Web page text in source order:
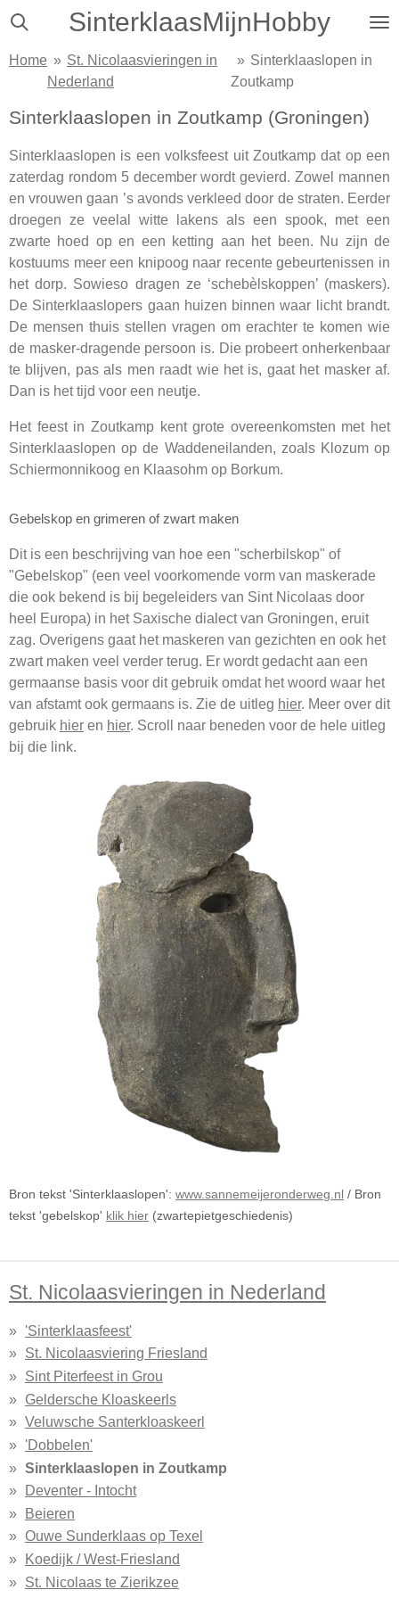
Ga
naar
SinterklaasMijnHobby
Home » St. Nicolaasvieringen in
Nederland
» Sinterklaaslopen in
Zoutkamp
Sinterklaaslopen in Zoutkamp (Groningen)
Sinterklaaslopen is een volksfeest uit Zoutkamp dat op een
zaterdag rondom 5 december wordt gevierd. Zowel mannen
en vrouwen gaan ’s avonds verkleed door de straten. Eerder
droegen ze veelal witte lakens als een spook, met een
zwarte hoed op en een ketting aan het been. Nu zijn de
kostuums meer een knipoog naar recente gebeurtenissen in
het dorp. Sowieso dragen ze ‘schebèlskoppen’ (maskers).
De Sinterklaaslopers gaan huizen binnen waar licht brandt.
De mensen thuis stellen vragen om erachter te komen wie
de masker-dragende persoon is. Die probeert onherkenbaar
te blijven, pas als men raadt wie het is, gaat het masker af.
Dan is het tijd voor een neutje.
Het feest in Zoutkamp kent grote overeenkomsten met het
Sinterklaaslopen op de Waddeneilanden, zoals Klozum op
Schiermonnikoog en Klaasohm op Borkum.
Gebelskop en grimeren of zwart maken
Dit is een beschrijving van hoe een "scherbilskop" of
"Gebelskop" (een veel voorkomende vorm van maskerade
die ook bekend is bij begeleiders van Sint Nicolaas door
heel Europa) in het Saxische dialect van Groningen, eruit
zag. Overigens gaat het maskeren van gezichten en ook het
zwart maken veel verder terug. Er wordt gedacht aan een
germaanse basis voor dit gebruik omdat het woord waar het
van afstamt ook germaans is. Zie de uitleg hier. Meer over dit
gebruik hier en hier. Scroll naar beneden voor de hele uitleg
bij die link.
Bron tekst 'Sinterklaaslopen': www.sannemeijeronderweg.nl / Bron
tekst 'gebelskop' klik hier (zwartepietgeschiedenis)
St. Nicolaasvieringen in Nederland
'Sinterklaasfeest'
St. Nicolaasviering Friesland
Sint Piterfeest in Grou
Geldersche Kloaskeerls
Veluwsche Santerkloaskeerl
'Dobbelen'
Sinterklaaslopen in Zoutkamp
Deventer - Intocht
Beieren
Ouwe Sunderklaas op Texel
Koedijk / West-Friesland
St. Nicolaas te Zierikzee